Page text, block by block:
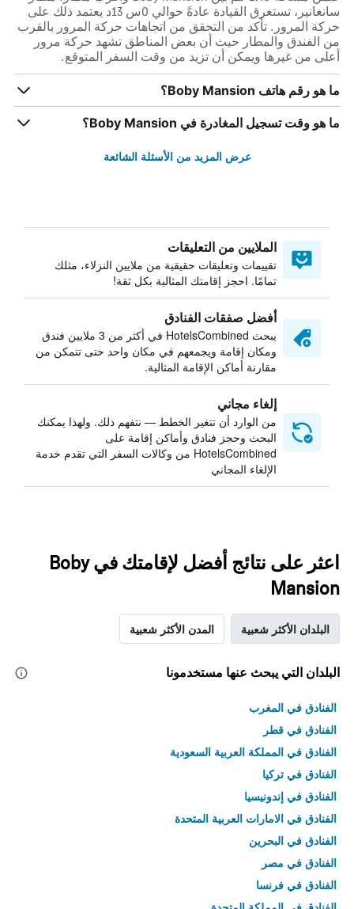
سانغانير، تستغرق القيادة عادةً حوالي 0س 13د يعتمد ذلك على
حركة المرور. تأكد من التحقق من اتجاهات حركة المرور بالقرب
من الفندق والمطار حيث أن بعض المناطق تشهد حركة مرور
أعلى من غيرها ويمكن أن تزيد من وقت السفر المتوقع.
ما هو رقم هاتف Boby Mansion؟
ما هو وقت تسجيل المغادرة في Boby Mansion؟
عرض المزيد من الأسئلة الشائعة
الملايين من التعليقات
تقييمات وتعليقات حقيقية من ملايين النزلاء، مثلك
تمامًا. احجز إقامتك المثالية بكل ثقة!
أفضل صفقات الفنادق
يبحث HotelsCombined في أكثر من 3 ملايين فندق
ومكان إقامة ويجمعهم في مكان واحد حتى تتمكن من
مقارنة أماكن الإقامة المثالية.
إلغاء مجاني
من الوارد أن تتغير الخطط — نتفهم ذلك. ولهذا يمكنك
البحث وحجز فنادق وأماكن إقامة على
HotelsCombined من وكالات السفر التي تقدم خدمة
الإلغاء المجاني
اعثر على نتائج أفضل لإقامتك في Boby
Mansion
البلدان الأكثر شعبية المدن الأكثر شعبية
البلدان التي يبحث عنها مستخدمونا
الفنادق في المغرب
الفنادق في قطر
الفنادق في المملكة العربية السعودية
الفنادق في تركيا
الفنادق في إندونيسيا
الفنادق في الامارات العربية المتحدة
الفنادق في البحرين
الفنادق في مصر
الفنادق في فرنسا